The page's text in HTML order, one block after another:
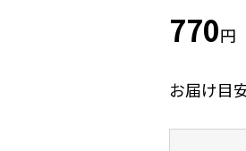
770円
お届け目